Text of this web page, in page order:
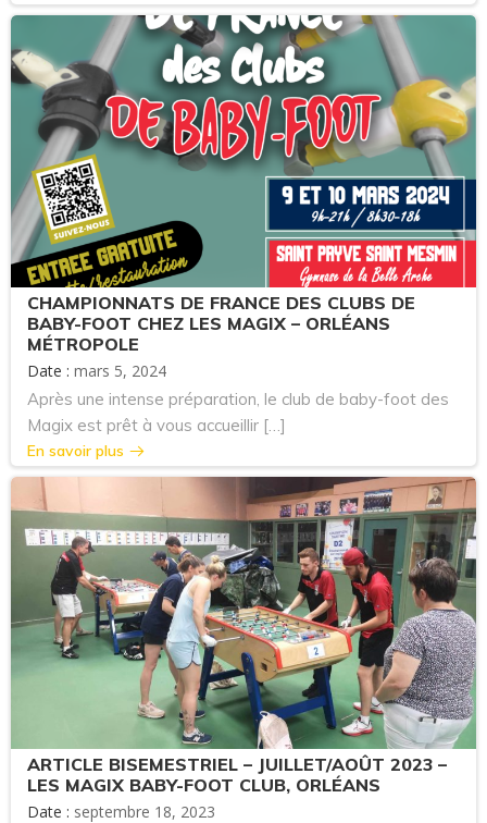
CHAMPIONNATS DE FRANCE DES CLUBS DE
BABY-FOOT CHEZ LES MAGIX – ORLÉANS
MÉTROPOLE
Date : mars 5, 2024
Après une intense préparation, le club de baby-foot des
Magix est prêt à vous accueillir […]
En savoir plus
ARTICLE BISEMESTRIEL – JUILLET/AOÛT 2023 –
LES MAGIX BABY-FOOT CLUB, ORLÉANS
Date : septembre 18, 2023